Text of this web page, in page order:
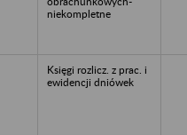
niekompletne
Księgi rozlicz. z prac. i
ewidencji dniówek